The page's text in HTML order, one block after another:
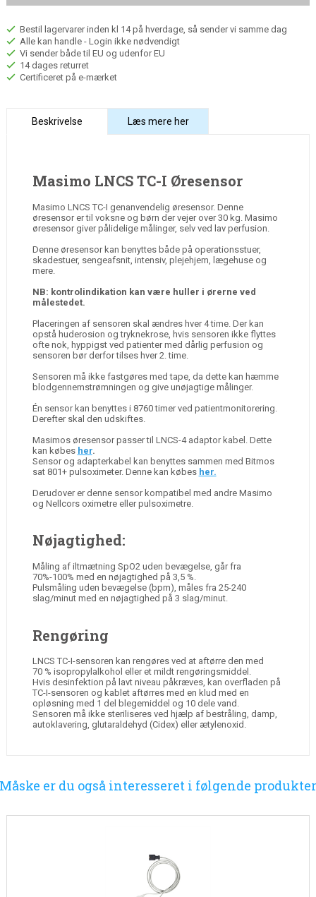
Bestil lagervarer inden kl 14 på hverdage, så sender vi samme dag
Alle kan handle - Login ikke nødvendigt
Vi sender både til EU og udenfor EU
14 dages returret
Certificeret på e-mærket
Beskrivelse Læs mere her
Masimo LNCS TC-I Øresensor
Masimo LNCS TC-I genanvendelig øresensor. Denne
øresensor er til voksne og børn der vejer over 30 kg. Masimo
øresensor giver pålidelige målinger, selv ved lav perfusion.
Denne øresensor kan benyttes både på operationsstuer,
skadestuer, sengeafsnit, intensiv, plejehjem, lægehuse og
mere.
NB: kontrolindikation kan være huller i ørerne ved
målestedet.
Placeringen af sensoren skal ændres hver 4 time. Der kan
opstå huderosion og tryknekrose, hvis sensoren ikke flyttes
ofte nok, hyppigst ved patienter med dårlig perfusion og
sensoren bør derfor tilses hver 2. time.
Sensoren må ikke fastgøres med tape, da dette kan hæmme
blodgennemstrømningen og give unøjagtige målinger.
Én sensor kan benyttes i 8760 timer ved patientmonitorering.
Derefter skal den udskiftes.
Masimos øresensor passer til LNCS-4 adaptor kabel. Dette
kan købes her.
Sensor og adapterkabel kan benyttes sammen med Bitmos
sat 801+ pulsoximeter. Denne kan købes her.
Derudover er denne sensor kompatibel med andre Masimo
og Nellcors oximetre eller pulsoximetre.
Nøjagtighed:
Måling af iltmætning SpO2 uden bevægelse, går fra
70%-100% med en nøjagtighed på 3,5 %.
Pulsmåling uden bevægelse (bpm), måles fra 25-240
slag/minut med en nøjagtighed på 3 slag/minut.
Rengøring
LNCS TC-I-sensoren kan rengøres ved at aftørre den med
70 % isopropylalkohol eller et mildt rengøringsmiddel.
Hvis desinfektion på lavt niveau påkræves, kan overfladen på
TC-I-sensoren og kablet aftørres med en klud med en
opløsning med 1 del blegemiddel og 10 dele vand.
Sensoren må ikke steriliseres ved hjælp af bestråling, damp,
autoklavering, glutaraldehyd (Cidex) eller ætylenoxid.
Måske er du også interesseret i følgende produkter